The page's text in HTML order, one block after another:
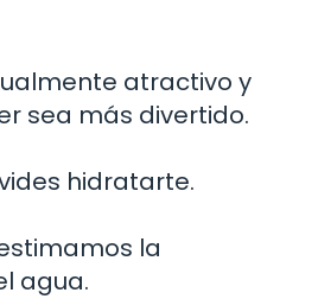
atractivo y
sea más divertido.
hidratarte.
la
agua.